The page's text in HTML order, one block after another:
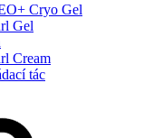
Cryo Gel
Gel
Cream
tác